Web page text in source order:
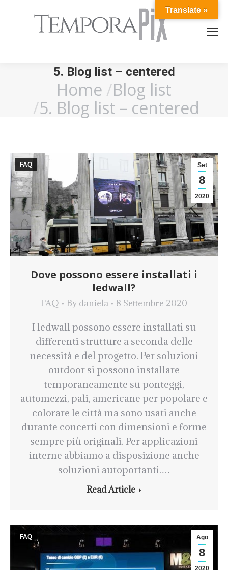
5. Blog list – centered
You are here:Home Blog list
5. Blog list – centered
Dove possono essere installati i
ledwall?
FAQ Bydaniela 8 Settembre 2020
Set
8
2020
FAQ
I ledwall possono essere installati su
differenti strutture a seconda delle
necessità e del progetto. Per soluzioni
outdoor si possono installare
temporaneamente su ponteggi,
automezzi, pali, americane per popolare e
colorare le città ma sono usati anche
durante concerti con dimensioni e forme
sempre più originali. Per applicazioni
interne abbiamo a disposizione anche
soluzioni autoportanti.…
Read Article
Ago
8
FAQ
Translate »